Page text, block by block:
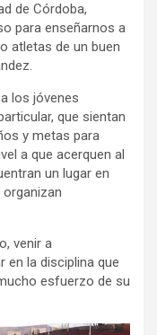
de Córdoba,
para enseñarnos a
atletas de un buen
los jóvenes
que sientan
y metas para
a que acerquen al
un lugar en
venir a
en la disciplina que
esfuerzo de su